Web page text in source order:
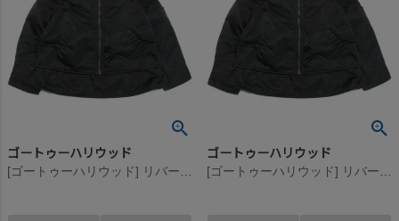
ゴートゥーハリウッド
[ゴートゥーハリウッド] リバーシブル パイロット リメイク JK 2BK黒
ゴートゥーハリウッド
[ゴートゥーハリウッド] リバーシブル パイロット リメイク JK 2BK黒